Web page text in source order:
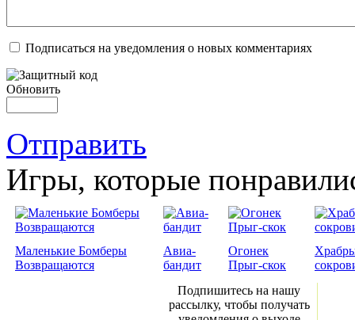
Подписаться на уведомления о новых комментариях
Обновить
Отправить
Игры, которые
Маленькие Бомберы
Возвращаются
Авиа-
бандит
Огонек
Прыг-скок
Подпишитесь на нашу
рассылку, чтобы получать